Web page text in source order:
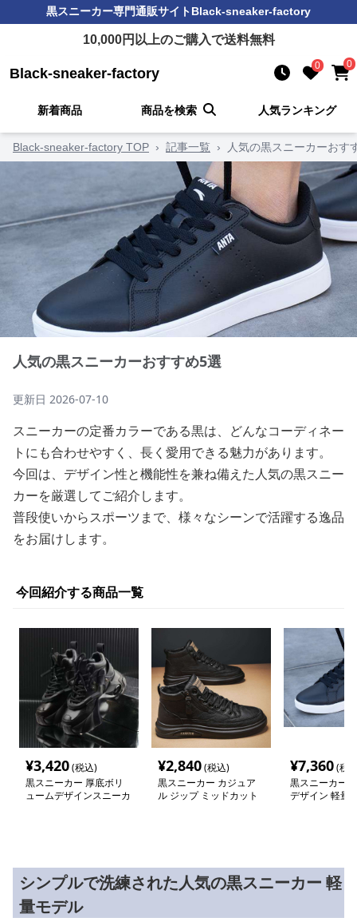
黒スニーカー専門通販サイトBlack-sneaker-factory
10,000円以上のご購入で送料無料
Black-sneaker-factory 0 0
新着商品 商品を検索 人気ランキング
Black-sneaker-factory TOP › 記事一覧 › 人気の黒スニーカーおす
人気の黒スニーカーおすすめ5選
更新日 2026-07-10
スニーカーの定番カラーである黒は、どんなコーディネー
トにも合わせやすく、長く愛用できる魅力があります。
今回は、デザイン性と機能性を兼ね備えた人気の黒スニー
カーを厳選してご紹介します。
普段使いからスポーツまで、様々なシーンで活躍する逸品
をお届けします。
今回紹介する商品一覧
¥3,420(税込)
黒スニーカー 厚底ボリ
ュームデザインスニーカ
¥2,840(税込)
黒スニーカー カジュア
ル ジップ ミッドカット
¥7,360(税
黒スニーカー
デザイン 軽量
シンプルで洗練された人気の黒スニーカー 軽
量モデル